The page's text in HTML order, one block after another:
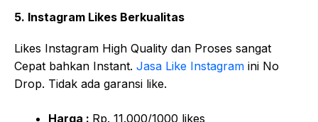
5. Instagram Likes Berkualitas
Likes Instagram High Quality dan Proses sangat
Cepat bahkan Instant. Jasa Like Instagram ini No
Drop. Tidak ada garansi like.
Harga : Rp. 11.000/1000 likes